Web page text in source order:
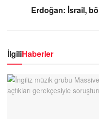
Erdoğan: İsrail,
İlgiliHaberler